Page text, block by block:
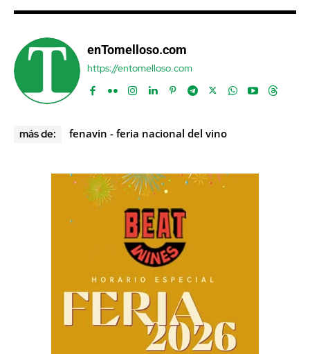
enTomelloso.com
https://entomelloso.com
más de: fenavin - feria nacional del vino